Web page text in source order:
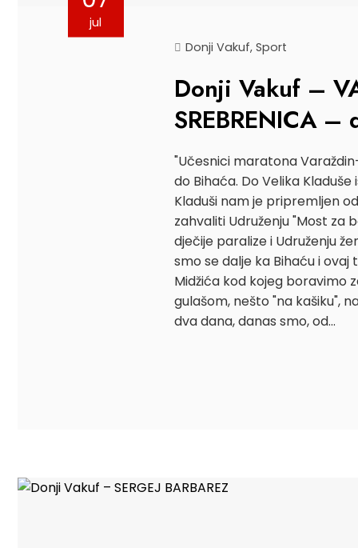
jul
Donji Vakuf, Sport
Donji Vakuf –
SREBRENICA –
"Učesnici maratona
do Bihaća. Do Velika
Kladuši nam je pripremljen
zahvaliti Udruženju "Most za
dječije paralize i Udruženju
smo se dalje ka Bihaću i
Midžića kod kojeg boravimo
gulašom, nešto "na kašiku",
dva dana, danas smo, od…